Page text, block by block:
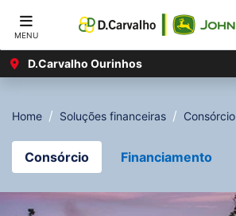
MENU
D.Carvalho Ourinhos
Home Soluções financeiras Consórcio
Consórcio Financiamento